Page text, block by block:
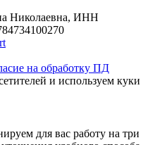
Николаевна, ИНН
на обработку ПД
и используем куки
для вас работу на три